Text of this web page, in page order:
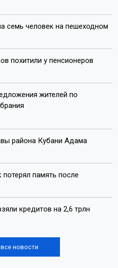
семь человек на пешеходном
похитили у пенсионеров
жителей по
района Кубани Адама
память после
кредитов на 2,6 трлн
новости